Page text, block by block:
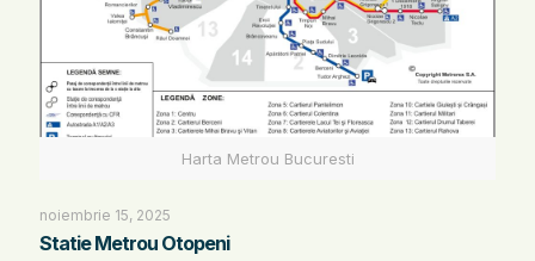
Harta Metrou Bucuresti
noiembrie 15, 2025
Statie Metrou Otopeni